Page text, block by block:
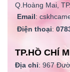
Q.Hoàng Mai,
Email:
Điện thoại:
TP.HỒ CHÍ
Địa chỉ: 967